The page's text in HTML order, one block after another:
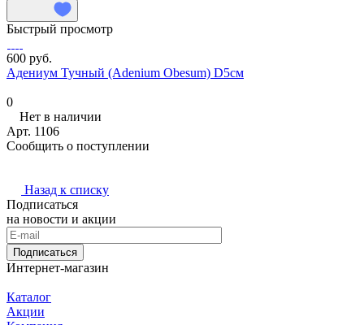
Быстрый просмотр
600 руб.
Адениум Тучный (Adenium Obesum) D5см
0
Нет в наличии
Арт. 1106
Сообщить о поступлении
Назад к списку
Подписаться
на новости и акции
Подписаться
Интернет-магазин
Каталог
Акции